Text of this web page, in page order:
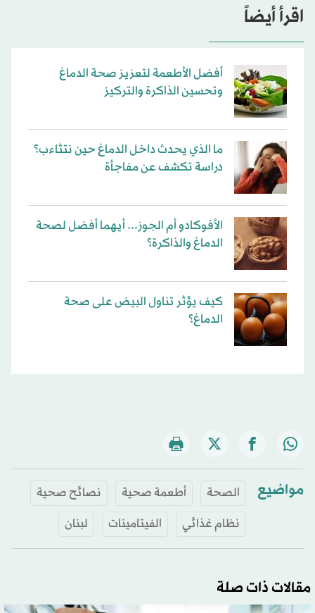
اقرأ أيضاً
أفضل الأطعمة لتعزيز صحة الدماغ
وتحسين الذاكرة والتركيز
ما الذي يحدث داخل الدماغ حين نتثاءب؟
دراسة تكشف عن مفاجأة
الأفوكادو أم الجوز... أيهما أفضل لصحة
الدماغ والذاكرة؟
كيف يؤثر تناول البيض على صحة
الدماغ؟
مواضيع الصحة أطعمة صحية
نصائح صحية
نظام غذائي
الفيتامينات لبنان
مقالات ذات صلة